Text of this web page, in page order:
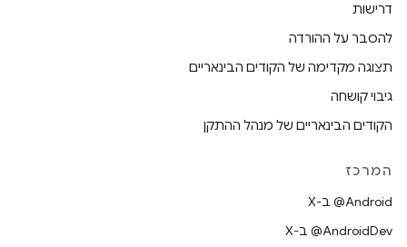
דרישות
להסבר על ההורדה
תצוגה מקדימה של הקודים הבינאריים
גיבוי קושחה
הקודים הבינאריים של מנהל ההתקן
המרכז
‫‎@Android ב-X
‫‎@AndroidDev ב-X